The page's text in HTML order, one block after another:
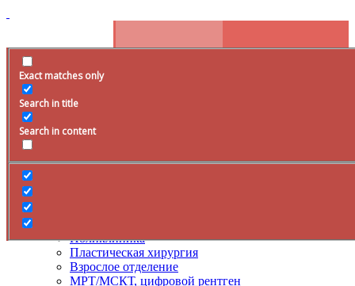
Exact matches only
Search in title
Search in content
Расписание
+79285399105 Время работы
Поликлиника
Пластическая хирургия
Взрослое отделение
МРТ/МСКТ, цифровой рентген